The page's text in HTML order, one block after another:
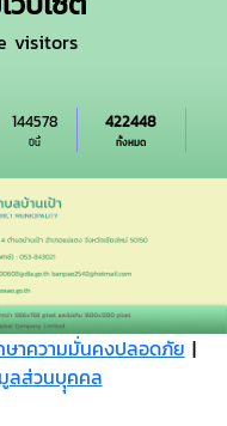
visitors
ปีนี้
144578
ทั้งหมด
422448
ษาความมั่นคงปลอดภัย |
ลส่วนบุุคคล